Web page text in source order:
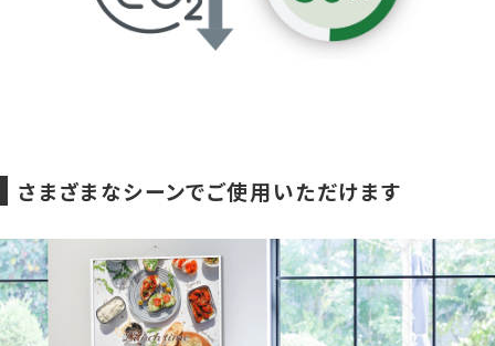
さまざまなシーンでご使用いただけます